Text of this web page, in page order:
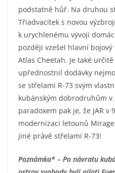
podstatně hůř. Na druhou
Třiadvacítek s novou
k urychlenému vývoji
později vzešel hlavní bojový
Atlas Cheetah. Je také určitě
upřednostnil dodávky
se střelami R-73 svým
kubánským dobrodruhům v
paradoxem pak je, že JAR v
modernizaci letounů
jiné právě střelami R-73!
Poznámka* – Po návratu